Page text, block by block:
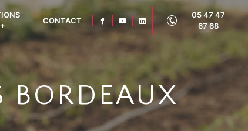
CONTACT
05 47 47
67 68
BORDEAUX